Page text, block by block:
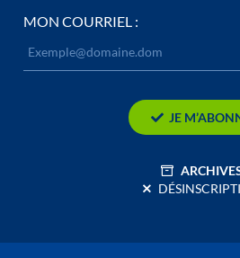
MON COURRIEL :
JE